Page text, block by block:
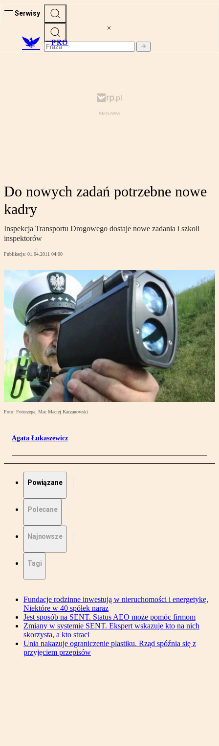
Serwisy
PRO
Do nowych zadań potrzebne nowe
kadry
Inspekcja Transportu Drogowego dostaje nowe zadania i szkoli
inspektorów
Publikacja: 01.04.2011 04:00
Foto: Fotorzepa, Mac Maciej Kaczanowski
Agata Łukaszewicz
Powiązane
Polecane
Najnowsze
Tagi
Fundacje rodzinne inwestują w nieruchomości i energetykę.
Niektóre w 40 spółek naraz
Jest sposób na SENT. Status AEO może pomóc firmom
Zmiany w systemie SENT. Ekspert wskazuje kto na nich
skorzysta, a kto straci
Unia nakazuje ograniczenie plastiku. Rząd spóźnia się z
przyjęciem przepisów